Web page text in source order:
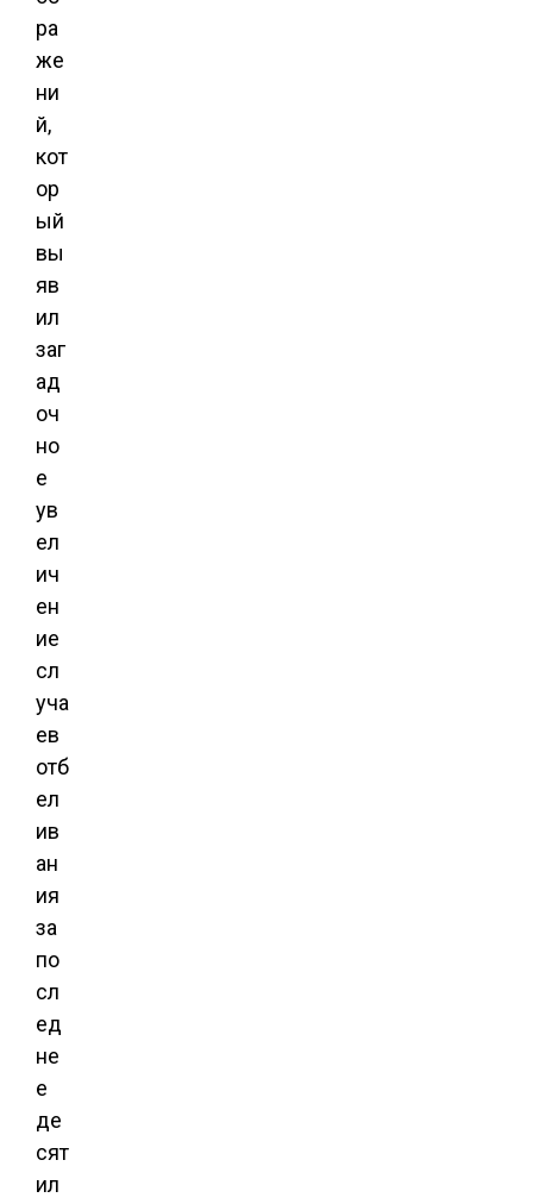
ра
же
ни
й,
кот
ор
ый
вы
яв
ил
заг
ад
оч
но
е
ув
ел
ич
ен
ие
сл
уча
ев
отб
ел
ив
ан
ия
за
по
сл
ед
не
е
де
сят
ил